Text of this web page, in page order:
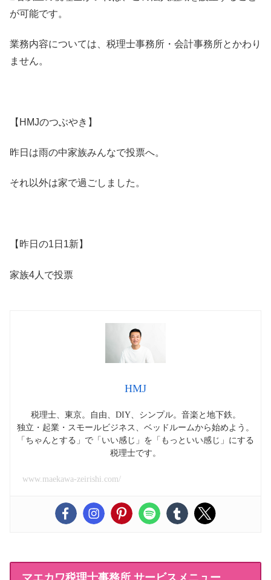
が可能です。
業務内容については、税理士事務所・会計事務所とかわり
ません。
【HMJのつぶやき】
昨日は雨の中家族みんなで投票へ。
それ以外は家で過ごしました。
【昨日の1日1新】
家族4人で投票
HMJ
税理士、東京。自由、DIY、シンプル。音楽と地下鉄。
独立・起業・スモールビジネス、ベッドルームから始めよう。
「ちゃんとする」で「いい感じ」を「もっといい感じ」にする
税理士です。
www.maekawa-zeirishi.com/